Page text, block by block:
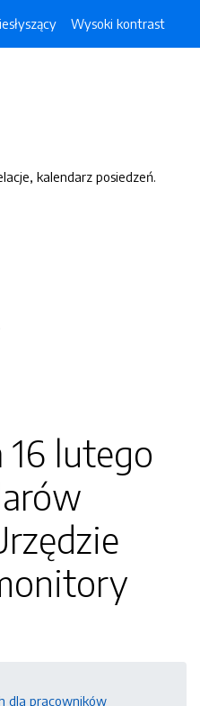
Wysoki kontrast
kalendarz posiedzeń.
lutego
dla pracowników